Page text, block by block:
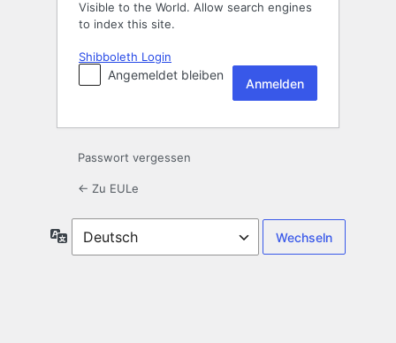
Visible to the World. Allow search engines
to index this site.
Shibboleth Login
Angemeldet bleiben
Passwort vergessen
← Zu EULe
Sprache